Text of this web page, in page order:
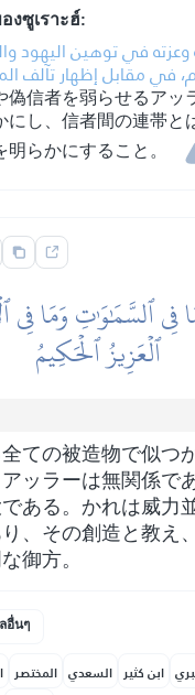
งซูเราะฮ์:
وعزته في توهين اليهود
في مقابل إظهار تآلف
偽信者を弱らせるアッ
にし、信者間の連帯と
らかにすること。
فِي ٱلسَّمَٰوَٰتِ وَمَا فِي
ٱلۡعَزِيزُ ٱلۡحَكِيمُ
ての被造物で似つ
ッラーは無関係で
ある。かれは威力
、その創造と教え
御方。
อื่นๆ
المختصر السعدي ابن كثير